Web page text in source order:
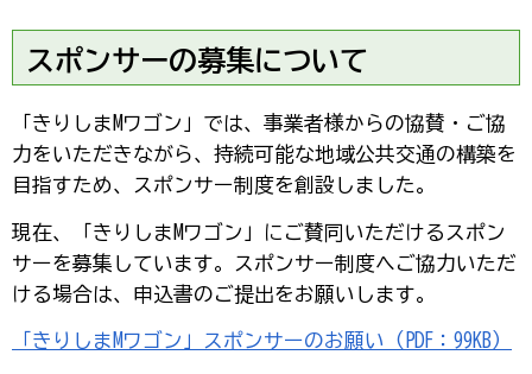
スポンサーの募集について
「きりしまMワゴン」では、事業者様からの協賛・ご協
力をいただきながら、持続可能な地域公共交通の構築を
目指すため、スポンサー制度を創設しました。
現在、「きりしまMワゴン」にご賛同いただけるスポン
サーを募集しています。スポンサー制度へご協力いただ
ける場合は、申込書のご提出をお願いします。
「きりしまMワゴン」スポンサーのお願い（PDF：99KB）